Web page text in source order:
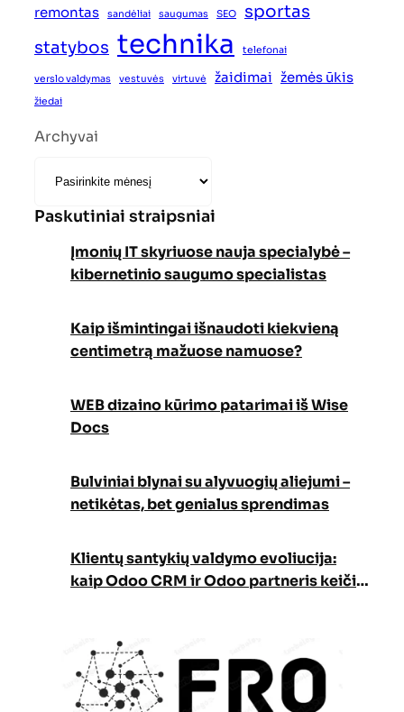
remontas sandėliai saugumas SEO
sportas
statybos technika telefonai
verslo valdymas vestuvės virtuvė žaidimai žemės ūkis
žiedai
Archyvai
Paskutiniai straipsniai
Įmonių IT skyriuose nauja specialybė –
kibernetinio saugumo specialistas
Kaip išmintingai išnaudoti kiekvieną
centimetrą mažuose namuose?
WEB dizaino kūrimo patarimai iš Wise
Docs
Bulviniai blynai su alyvuogių aliejumi –
netikėtas, bet genialus sprendimas
Klientų santykių valdymo evoliucija:
kaip Odoo CRM ir Odoo partneris keičia